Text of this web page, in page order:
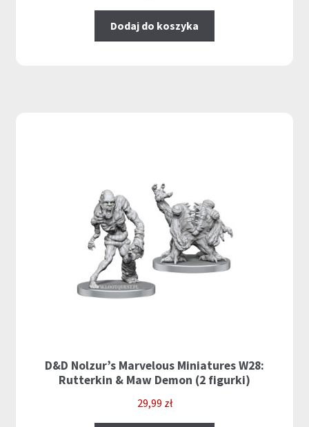
Dodaj do koszyka
D&D Nolzur’s Marvelous Miniatures W28:
Rutterkin & Maw Demon (2 figurki)
29,99 zł